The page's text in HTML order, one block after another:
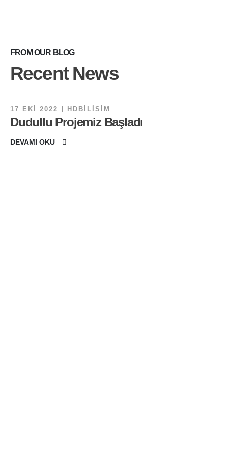
FROM OUR BLOG
Recent News
17 EKI 2022 HDBILISIM
Dudullu Projemiz Başladı
DEVAMI OKU